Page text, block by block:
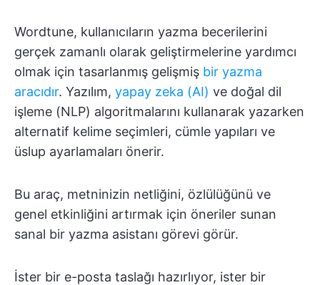
Wordtune, kullanıcıların yazma becerilerini
gerçek zamanlı olarak geliştirmelerine yardımcı
olmak için tasarlanmış gelişmiş bir yazma
aracıdır. Yazılım, yapay zeka (AI) ve doğal dil
işleme (NLP) algoritmalarını kullanarak yazarken
alternatif kelime seçimleri, cümle yapıları ve
üslup ayarlamaları önerir.
Bu araç, metninizin netliğini, özlülüğünü ve
genel etkinliğini artırmak için öneriler sunan
sanal bir yazma asistanı görevi görür.
İster bir e-posta taslağı hazırlıyor, ister bir